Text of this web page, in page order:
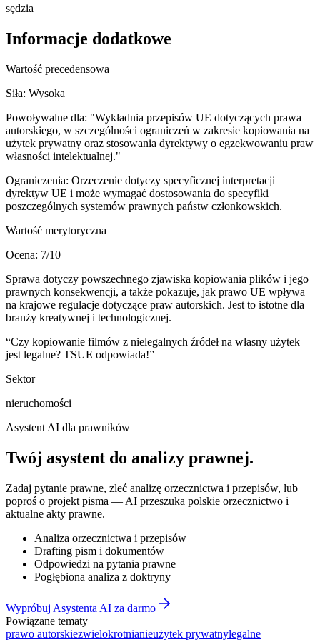
sędzia
Informacje dodatkowe
Wartość precedensowa
Siła: Wysoka
Powoływalne dla: "Wykładnia przepisów UE dotyczących prawa
autorskiego, w szczególności ograniczeń w zakresie kopiowania na
użytek prywatny oraz stosowania dyrektywy o egzekwowaniu praw
własności intelektualnej."
Ograniczenia: Orzeczenie dotyczy specyficznej interpretacji
dyrektyw UE i może wymagać dostosowania do specyfiki
poszczególnych systemów prawnych państw członkowskich.
Wartość merytoryczna
Ocena: 7/10
Sprawa dotyczy powszechnego zjawiska kopiowania plików i jego
prawnych konsekwencji, a także pokazuje, jak prawo UE wpływa
na krajowe regulacje dotyczące praw autorskich. Jest to istotne dla
branży kreatywnej i technologicznej.
“Czy kopiowanie filmów z nielegalnych źródeł na własny użytek
jest legalne? TSUE odpowiada!”
Sektor
nieruchomości
Asystent AI dla prawników
Twój asystent do analizy prawnej.
Zadaj pytanie prawne, zleć analizę orzecznictwa i przepisów, lub
poproś o projekt pisma — AI przeszuka polskie orzecznictwo i
aktualne akty prawne.
Analiza orzecznictwa i przepisów
Drafting pism i dokumentów
Odpowiedzi na pytania prawne
Pogłębiona analiza z doktryny
Wypróbuj Asystenta AI za darmo
Powiązane tematy
prawo autorskiezwielokrotnianieużytek prywatnylegalne